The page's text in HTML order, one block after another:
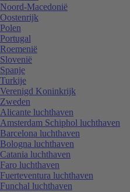
Noord-Macedonië
Oostenrijk
Polen
Portugal
Roemenië
Slovenië
Spanje
Turkije
Verenigd Koninkrijk
Zweden
Alicante luchthaven
Amsterdam Schiphol luchthaven
Barcelona luchthaven
Bologna luchthaven
Catania luchthaven
Faro luchthaven
Fuerteventura luchthaven
Funchal luchthaven